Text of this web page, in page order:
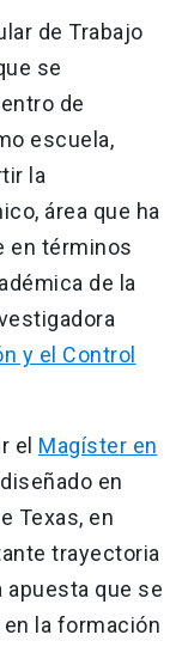
de Trabajo
se
de
escuela,
la
área que ha
en términos
de la
y el Control
el Magíster en
en
Texas, en
trayectoria
apuesta que se
la formación